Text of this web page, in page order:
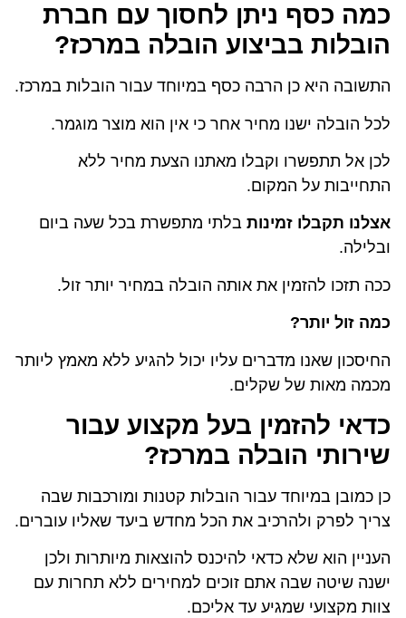
כמה כסף ניתן לחסוך עם חברת
הובלות בביצוע הובלה במרכז?
התשובה היא כן הרבה כסף במיוחד עבור הובלות במרכז.
לכל הובלה ישנו מחיר אחר כי אין הוא מוצר מוגמר.
לכן אל תתפשרו וקבלו מאתנו הצעת מחיר ללא
התחייבות על המקום.
אצלנו תקבלו זמינות בלתי מתפשרת בכל שעה ביום
ובלילה.
ככה תזכו להזמין את אותה הובלה במחיר יותר זול.
כמה זול יותר?
החיסכון שאנו מדברים עליו יכול להגיע ללא מאמץ ליותר
מכמה מאות של שקלים.
כדאי להזמין בעל מקצוע עבור
שירותי הובלה במרכז?
כן כמובן במיוחד עבור הובלות קטנות ומורכבות שבה
צריך לפרק ולהרכיב את הכל מחדש ביעד שאליו עוברים.
העניין הוא שלא כדאי להיכנס להוצאות מיותרות ולכן
ישנה שיטה שבה אתם זוכים למחירים ללא תחרות עם
צוות מקצועי שמגיע עד אליכם.